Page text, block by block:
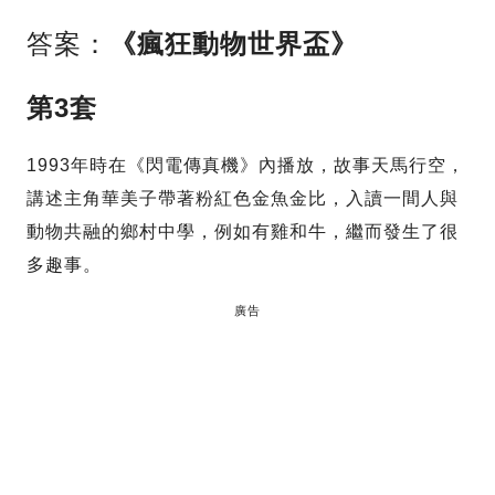
答案： 《瘋狂動物世界盃》
第3套
1993年時在《閃電傳真機》內播放，故事天馬行空，
講述主角華美子帶著粉紅色金魚金比，入讀一間人與
動物共融的鄉村中學，例如有雞和牛，繼而發生了很
多趣事。
廣告